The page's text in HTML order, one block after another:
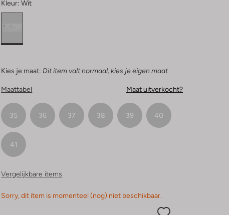
Kleur: Wit
Kies je maat: Dit item valt normaal, kies je eigen maat
Maattabel Maat uitverkocht?
35 36 37 38 39 40
41
Vergelijkbare items
Sorry, dit item is momenteel (nog) niet beschikbaar.